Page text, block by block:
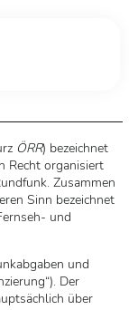
ÖRR) bezeichnet
Recht organisiert
Zusammen
Sinn bezeichnet
und
und
Der
über